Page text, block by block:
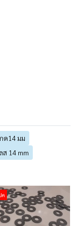
ด14 มม
ส 14 mm
ค